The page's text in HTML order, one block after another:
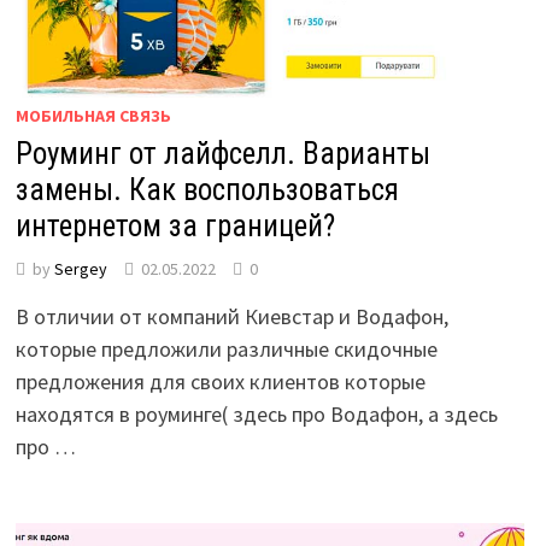
МОБИЛЬНАЯ СВЯЗЬ
Роуминг от лайфселл. Варианты
замены. Как воспользоваться
интернетом за границей?
by Sergey 02.05.2022 0
В отличии от компаний Киевстар и Водафон,
которые предложили различные скидочные
предложения для своих клиентов которые
находятся в роуминге( здесь про Водафон, а здесь
про …